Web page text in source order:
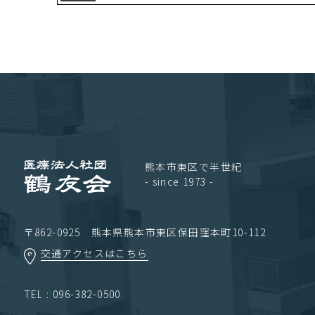
熊本市東区で半世紀
- since 1973 -
〒862-0925 熊本県熊本市東区保田窪本町10-112
交通アクセスはこちら
TEL : 096-382-0500